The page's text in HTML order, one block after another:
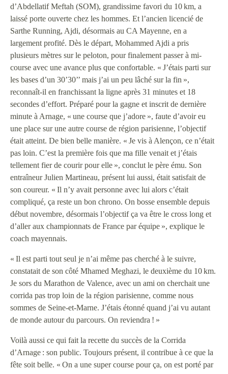
d’Abdellatif Meftah (SOM), grandissime favori du 10 km, a
laissé porte ouverte chez les hommes. Et l’ancien licencié de
Sarthe Running, Ajdi, désormais au CA Mayenne, en a
largement profité. Dès le départ, Mohammed Ajdi a pris
plusieurs mètres sur le peloton, pour finalement passer à mi-
course avec une avance plus que confortable. « J’étais parti sur
les bases d’un 30’30’’ mais j’ai un peu lâché sur la fin »,
reconnaît-il en franchissant la ligne après 31 minutes et 18
secondes d’effort. Préparé pour la gagne et inscrit de dernière
minute à Arnage, « une course que j’adore », faute d’avoir eu
une place sur une autre course de région parisienne, l’objectif
était atteint. De bien belle manière. « Je vis à Alençon, ce n’était
pas loin. C’est la première fois que ma fille venait et j’étais
tellement fier de courir pour elle », conclut le père ému. Son
entraîneur Julien Martineau, présent lui aussi, était satisfait de
son coureur. « Il n’y avait personne avec lui alors c’était
compliqué, ça reste un bon chrono. On bosse ensemble depuis
début novembre, désormais l’objectif ça va être le cross long et
d’aller aux championnats de France par équipe », explique le
coach mayennais.
« Il est parti tout seul je n’ai même pas cherché à le suivre,
constatait de son côté Mhamed Meghazi, le deuxième du 10 km.
Je sors du Marathon de Valence, avec un ami on cherchait une
corrida pas trop loin de la région parisienne, comme nous
sommes de Seine-et-Marne. J’étais étonné quand j’ai vu autant
de monde autour du parcours. On reviendra ! »
Voilà aussi ce qui fait la recette du succès de la Corrida
d’Arnage : son public. Toujours présent, il contribue à ce que la
fête soit belle. « On a une super course pour ça, on est porté par